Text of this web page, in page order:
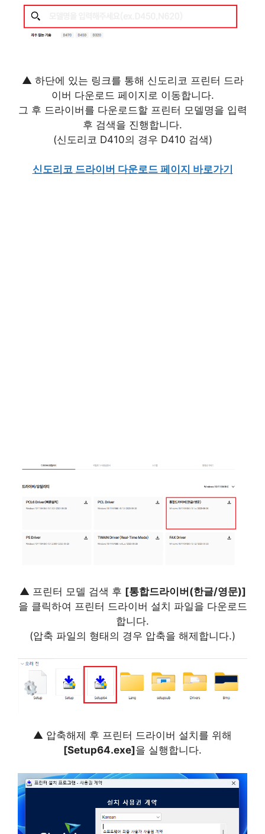
▲ 하단에 있는 링크를 통해 신도리코 프린터 드라
이버 다운로드 페이지로 이동합니다.
그 후 드라이버를 다운로드할 프린터 모델명을 입력
후 검색을 진행합니다.
(신도리코 D410의 경우 D410 검색)
신도리코 드라이버 다운로드 페이지 바로가기
▲ 프린터 모델 검색 후 [통합드라이버(한글/영문)]
을 클릭하여 프린터 드라이버 설치 파일을 다운로드
합니다.
(압축 파일의 형태의 경우 압축을 해제합니다.)
▲ 압축해제 후 프린터 드라이버 설치를 위해
[Setup64.exe]을 실행합니다.